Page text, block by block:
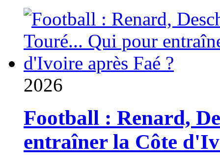
2026
Football : Renard,
entraîner la Côte